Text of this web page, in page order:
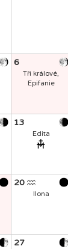
6
Tři králové,
Epifanie
13
Edita
20
Ilona
27